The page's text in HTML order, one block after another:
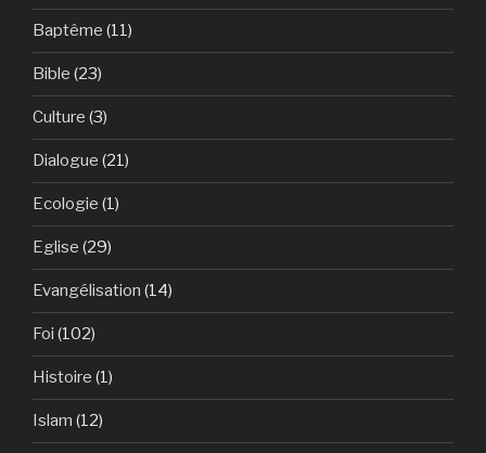
Baptême (11)
Bible (23)
Culture (3)
Dialogue (21)
Ecologie (1)
Eglise (29)
Evangélisation (14)
Foi (102)
Histoire (1)
Islam (12)